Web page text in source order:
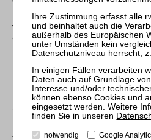
Dezember 2008 - VI ZR 277/07,
vom 29. November 2016 - VI ZR
9). Ist seine Entscheidung über die
fehlerhaft und wird der Verletzte
Schäden nicht der
Berufsgenossenschaft nach Art.
BGB (vgl. Senatsurteile vom 9.
277/07, BGHZ 179, 115 Rn. 17;
131/09, VersR 2010, 768 Rn. 9;
ZR 208/15, BGHZ 213, 120 Rn. 9).
notwendig Google